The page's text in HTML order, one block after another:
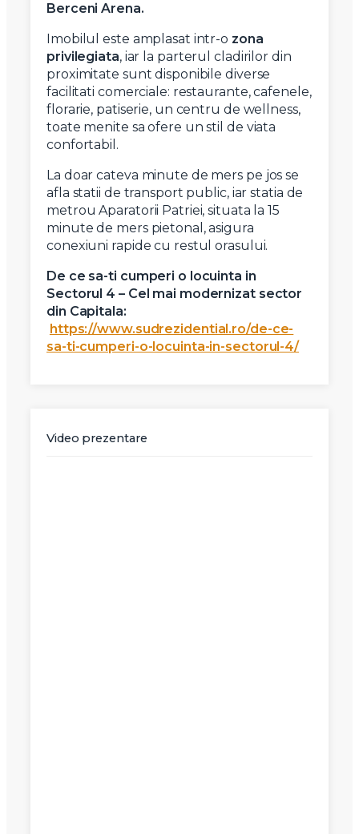
Berceni Arena.
Imobilul este amplasat intr-o zona
privilegiata, iar la parterul cladirilor din
proximitate sunt disponibile diverse
facilitati comerciale: restaurante, cafenele,
florarie, patiserie, un centru de wellness,
toate menite sa ofere un stil de viata
confortabil.
La doar cateva minute de mers pe jos se
afla statii de transport public, iar statia de
metrou Aparatorii Patriei, situata la 15
minute de mers pietonal, asigura
conexiuni rapide cu restul orasului.
De ce sa-ti cumperi o locuinta in
Sectorul 4 – Cel mai modernizat sector
din Capitala:
https://www.sudrezidential.ro/de-ce-
sa-ti-cumperi-o-locuinta-in-sectorul-4/
Video prezentare